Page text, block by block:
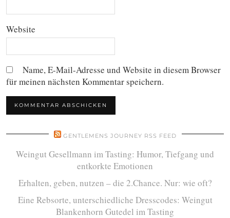
Website
Name, E-Mail-Adresse und Website in diesem Browser
für meinen nächsten Kommentar speichern.
GENTLEMENS JOURNEY RSS FEED
Weingut Gesellmann im Tasting: Humor, Tiefgang und
entkorkte Emotionen
Erhalten, geben, nutzen – die 2.Chance. Nur: wie oft?
Eine Rebsorte, unterschiedliche Dresscodes: Weingut
Blankenhorn Gutedel im Tasting